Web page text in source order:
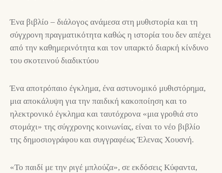
Ένα βιβλίο – διάλογος ανάμεσα στη μυθιστορία και τη
σύγχρονη πραγματικότητα καθώς η ιστορία του δεν απέχει
από την καθημερινότητα και τον υπαρκτό διαρκή κίνδυνο
του σκοτεινού διαδικτύου
Ένα αποτρόπαιο έγκλημα, ένα αστυνομικό μυθιστόρημα,
μια αποκάλυψη για την παιδική κακοποίηση και το
ηλεκτρονικό έγκλημα και ταυτόχρονα «μια γροθιά στο
στομάχι» της σύγχρονης κοινωνίας, είναι το νέο βιβλίο
της δημοσιογράφου και συγγραφέως Έλενας Χουσνή.
«Το παιδί με την ριγέ μπλούζα», σε εκδόσεις Κύφαντα,